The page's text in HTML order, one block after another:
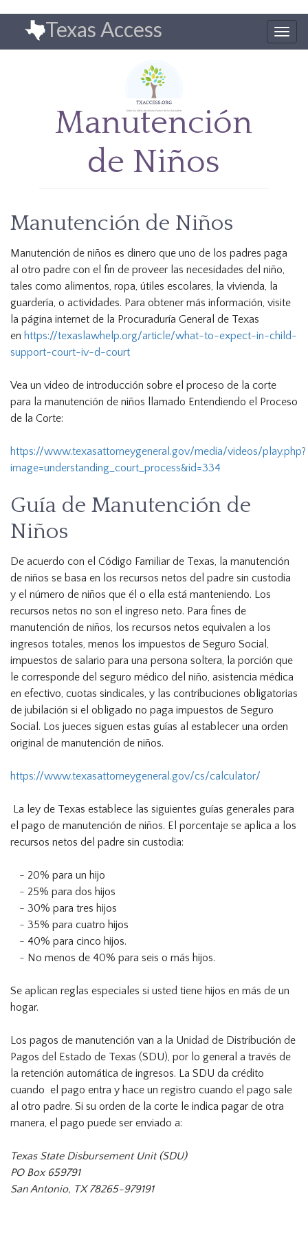
contenido
principal
Texas Access
Manutención
de Niños
Manutención de Niños
Manutención de niños es dinero que uno de los padres paga
al otro padre con el fin de proveer las necesidades del niño,
tales como alimentos, ropa, útiles escolares, la vivienda, la
guardería, o actividades. Para obtener más información, visite
la página internet de la Procuraduría General de Texas
en https://texaslawhelp.org/article/what-to-expect-in-child-
support-court-iv-d-court
Vea un video de introducción sobre el proceso de la corte
para la manutención de niños llamado Entendiendo el Proceso
de la Corte:
https://www.texasattorneygeneral.gov/media/videos/play.php?
image=understanding_court_process&id=334
Guía de Manutención de
Niños
De acuerdo con el Código Familiar de Texas, la manutención
de niños se basa en los recursos netos del padre sin custodia
y el número de niños que él o ella está manteniendo. Los
recursos netos no son el ingreso neto. Para fines de
manutención de niños, los recursos netos equivalen a los
ingresos totales, menos los impuestos de Seguro Social,
impuestos de salario para una persona soltera, la porción que
le corresponde del seguro médico del niño, asistencia médica
en efectivo, cuotas sindicales, y las contribuciones obligatorias
de jubilación si el obligado no paga impuestos de Seguro
Social. Los jueces siguen estas guías al establecer una orden
original de manutención de niños.
https://www.texasattorneygeneral.gov/cs/calculator/
La ley de Texas establece las siguientes guías generales para
el pago de manutención de niños. El porcentaje se aplica a los
recursos netos del padre sin custodia:
20% para un hijo
25% para dos hijos
30% para tres hijos
35% para cuatro hijos
40% para cinco hijos.
No menos de 40% para seis o más hijos.
Se aplican reglas especiales si usted tiene hijos en más de un
hogar.
Los pagos de manutención van a la Unidad de Distribución de
Pagos del Estado de Texas (SDU), por lo general a través de
la retención automática de ingresos. La SDU da crédito
cuando el pago entra y hace un registro cuando el pago sale
al otro padre. Si su orden de la corte le indica pagar de otra
manera, el pago puede ser enviado a:
Texas State Disbursement Unit (SDU)
PO Box 659791
San Antonio, TX 78265-979191